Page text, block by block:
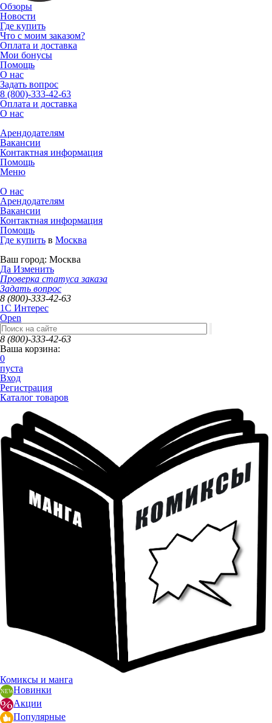
Обзоры
Новости
Где купить
Что с моим заказом?
Оплата и доставка
Мои бонусы
Помощь
О нас
Задать вопрос
8 (800)-333-42-63
Оплата и доставка
О нас
Арендодателям
Вакансии
Контактная информация
Помощь
Меню
О нас
Арендодателям
Вакансии
Контактная информация
Помощь
Где купить в Москва
Ваш город: Москва
Да Изменить
Проверка статуса заказа
Задать вопрос
8 (800)-333-42-63
1C Интерес
Open
8 (800)-333-42-63
Ваша корзина:
0
пуста
Вход
Регистрация
Каталог товаров
Комиксы и манга
Новинки
Акции
Популярные